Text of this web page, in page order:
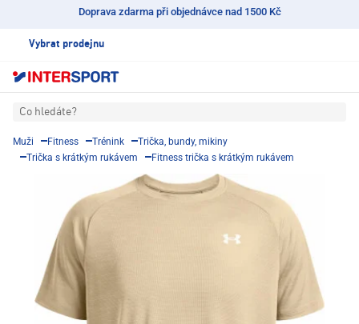
Doprava zdarma při objednávce nad 1500 Kč
Vybrat prodejnu
Co hledáte?
Muži Fitness Trénink
Trička, bundy, mikiny
Trička s krátkým rukávem
Fitness trička s krátkým rukávem